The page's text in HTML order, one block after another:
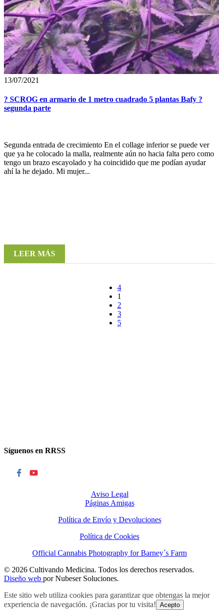
13/07/2021
? SCROG en armario de 1 metro cuadrado 5 plantas Bafy ?
segunda parte
Segunda entrada de crecimiento En el collage inferior se puede ver
que ya he colocado la malla, realmente aún no hacia falta pero como
tengo un brazo escayolado y ha coincidido que me podían ayudar
ahí la he dejado. Mi mujer...
LEER MÁS
1
2
3
Síguenos en RRSS
Aviso Legal
Páginas Amigas
Política de Envío y Devoluciones
Política de Cookies
Official Cannabis Photography for Barney´s Farm
© 2026 Cultivando Medicina. Todos los derechos reservados.
Diseño web por Nubeser Soluciones.
Este sitio web utiliza cookies para garantizar que obtengas la mejor
experiencia de navegación. ¡Gracias por tu visita! Acepto